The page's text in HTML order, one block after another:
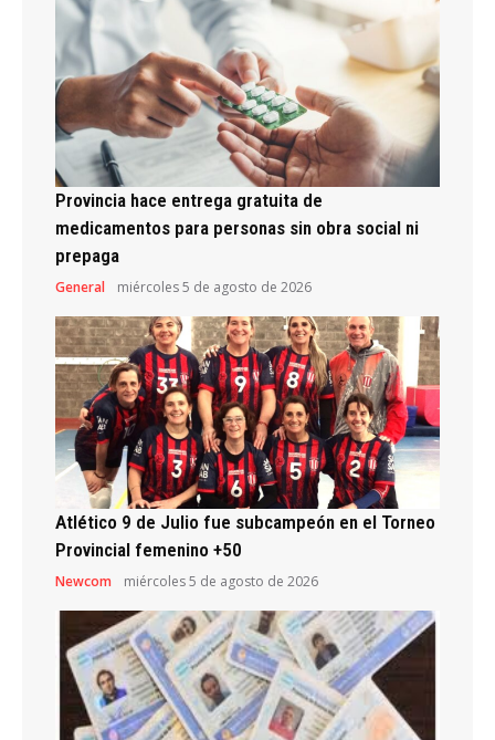
Provincia hace entrega gratuita de
medicamentos para personas sin obra social ni
prepaga
General miércoles 5 de agosto de 2026
Atlético 9 de Julio fue subcampeón en el Torneo
Provincial femenino +50
Newcom miércoles 5 de agosto de 2026